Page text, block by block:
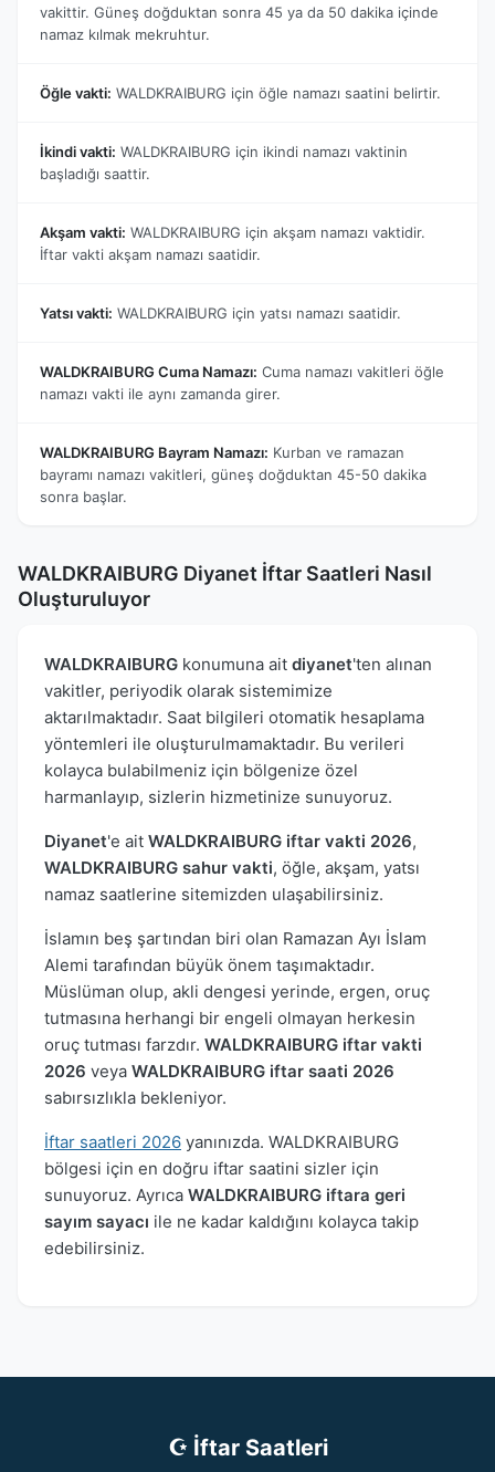
vakittir. Güneş doğduktan sonra 45 ya da 50 dakika içinde
namaz kılmak mekruhtur.
Öğle vakti: WALDKRAIBURG için öğle namazı saatini belirtir.
İkindi vakti: WALDKRAIBURG için ikindi namazı vaktinin
başladığı saattir.
Akşam vakti: WALDKRAIBURG için akşam namazı vaktidir.
İftar vakti akşam namazı saatidir.
Yatsı vakti: WALDKRAIBURG için yatsı namazı saatidir.
WALDKRAIBURG Cuma Namazı: Cuma namazı vakitleri öğle
namazı vakti ile aynı zamanda girer.
WALDKRAIBURG Bayram Namazı: Kurban ve ramazan
bayramı namazı vakitleri, güneş doğduktan 45-50 dakika
sonra başlar.
WALDKRAIBURG Diyanet İftar Saatleri Nasıl
Oluşturuluyor
WALDKRAIBURG konumuna ait diyanet'ten alınan
vakitler, periyodik olarak sistemimize
aktarılmaktadır. Saat bilgileri otomatik hesaplama
yöntemleri ile oluşturulmamaktadır. Bu verileri
kolayca bulabilmeniz için bölgenize özel
harmanlayıp, sizlerin hizmetinize sunuyoruz.
Diyanet'e ait WALDKRAIBURG iftar vakti 2026,
WALDKRAIBURG sahur vakti, öğle, akşam, yatsı
namaz saatlerine sitemizden ulaşabilirsiniz.
İslamın beş şartından biri olan Ramazan Ayı İslam
Alemi tarafından büyük önem taşımaktadır.
Müslüman olup, akli dengesi yerinde, ergen, oruç
tutmasına herhangi bir engeli olmayan herkesin
oruç tutması farzdır. WALDKRAIBURG iftar vakti
2026 veya WALDKRAIBURG iftar saati 2026
sabırsızlıkla bekleniyor.
İftar saatleri 2026 yanınızda. WALDKRAIBURG
bölgesi için en doğru iftar saatini sizler için
sunuyoruz. Ayrıca WALDKRAIBURG iftara geri
sayım sayacı ile ne kadar kaldığını kolayca takip
edebilirsiniz.
☪ İftar Saatleri